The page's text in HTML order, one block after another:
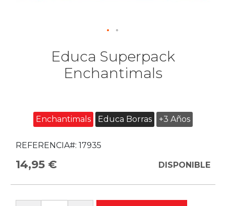
Educa Superpack
Enchantimals
Enchantimals Educa Borras +3 Años
REFERENCIA#: 17935
14,95 € DISPONIBLE